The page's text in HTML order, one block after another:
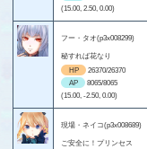
(15.00, 2.50, 0.00)
フー・タオ(p3x008299)
秘すれば花なり
HP
26370/26370
AP
8065/8065
(15.00, -2.50, 0.00)
現場・ネイコ(p3x008689)
ご安全に！プリンセス